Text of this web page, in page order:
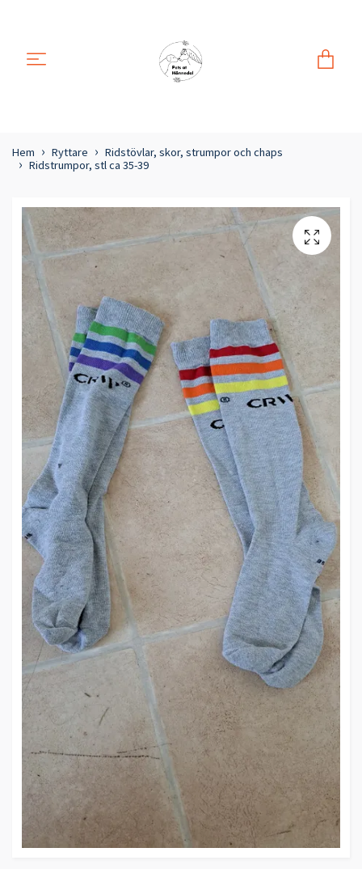
Hem Ryttare
Ridstövlar, skor, strumpor och chaps
Ridstrumpor, stl ca 35-39